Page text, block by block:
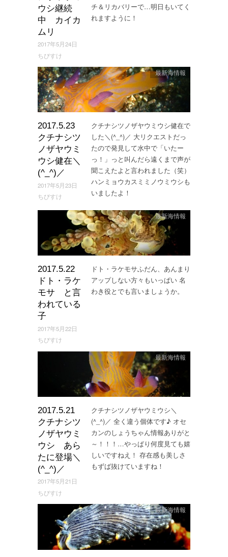
ウシ継続
中 カイカ
ムリ
2017年5月24日
ちびすけ
チ＆リカバリーで…明日もいてく
れますように！
2017.5.23
クチナシツ
ノザヤウミ
ウシ健在＼
(^_^)／
2017年5月23日
ちびすけ
最新海情報
クチナシツノザヤウミウシ健在で
した＼(^_^)／ 大リクエストだっ
たので発見して水中で「いたー
っ！」っと叫んだら遠くまで声が
聞こえたよと言われました（笑）
ハンミョウカスミミノウミウシも
いましたよ！
2017.5.22
ドト・ラケ
モサ と言
われている
子
2017年5月22日
ちびすけ
最新海情報
ドト・ラケモサふだん、あんまり
アップしない方々もいっぱい 名
わき役とでも言いましょうか。
2017.5.21
クチナシツ
ノザヤウミ
ウシ あら
たに登場＼
(^_^)／
2017年5月21日
ちびすけ
最新海情報
クチナシツノザヤウミウシ＼
(^_^)／ 全く違う個体です♪ オセ
カンのしょうちゃん情報ありがと
～！！！…やっぱり何度見ても嬉
しいですねえ！ 存在感も美しさ
もずば抜けていますね！
最新海情報